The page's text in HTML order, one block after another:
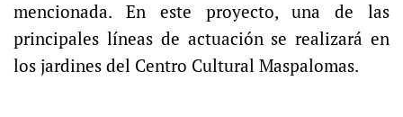
mencionada. En este proyecto, una de las
principales líneas de actuación se realizará en
los jardines del Centro Cultural Maspalomas.